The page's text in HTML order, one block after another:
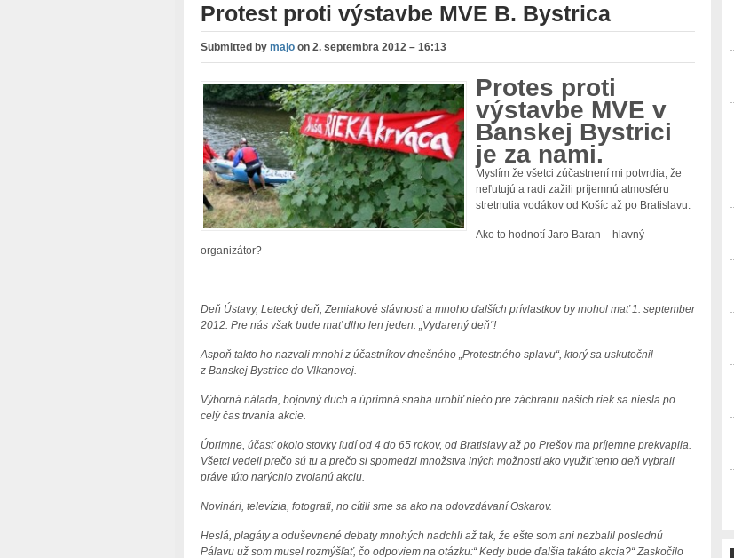
Protest proti výstavbe MVE B. Bystrica
Submitted by majoon 2. septembra 2012 – 16:13
Protes proti
výstavbe MVE v
Banskej Bystrici
je za nami.
Myslím že všetci zúčastnení mi potvrdia, že
neľutujú a radi zažili príjemnú atmosféru
stretnutia vodákov od Košíc až po Bratislavu.
Ako to hodnotí Jaro Baran – hlavný
organizátor?
Deň Ústavy, Letecký deň, Zemiakové slávnosti a mnoho ďalších prívlastkov by mohol mať 1. september
2012. Pre nás však bude mať dlho len jeden: „Vydarený deň“!
Aspoň takto ho nazvali mnohí z účastníkov dnešného „Protestného splavu“, ktorý sa uskutočnil
z Banskej Bystrice do Vlkanovej.
Výborná nálada, bojovný duch a úprimná snaha urobiť niečo pre záchranu našich riek sa niesla po
celý čas trvania akcie.
Úprimne, účasť okolo stovky ľudí od 4 do 65 rokov, od Bratislavy až po Prešov ma príjemne prekvapila.
Všetci vedeli prečo sú tu a prečo si spomedzi množstva iných možností ako využiť tento deň vybrali
práve túto narýchlo zvolanú akciu.
Novinári, televízia, fotografi, no cítili sme sa ako na odovzdávaní Oskarov.
Heslá, plagáty a oduševnené debaty mnohých nadchli až tak, že ešte som ani nezbalil poslednú
Pálavu už som musel rozmýšľať, čo odpoviem na otázku:“ Kedy bude ďalšia takáto akcia?“ Zaskočilo